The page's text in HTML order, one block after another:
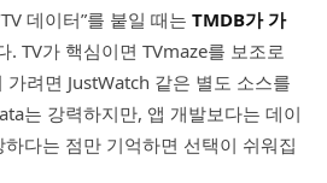
데이터”를 붙일 때는 TMDB가 가
. TV가 핵심이면 TVmaze를 보조로
가려면 JustWatch 같은 별도 소스를
는 강력하지만, 앱 개발보다는 데이
다는 점만 기억하면 선택이 쉬워집